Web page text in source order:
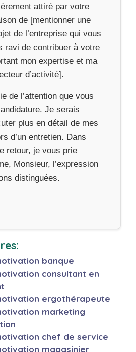
attiré par votre
de [mentionner une
de l’entreprise qui vous
ravi de contribuer à votre
mon expertise et ma
d’activité].
de l’attention que vous
Je serais
plus en détail de mes
d’un entretien. Dans
retour, je vous prie
Monsieur, l’expression
distinguées.
banque
consultant en
ergothérapeute
marketing
chef de service
magasinier